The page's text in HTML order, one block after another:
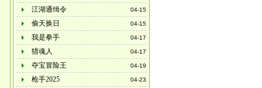
04-15
江湖通缉令
04-15
偷天换日
04-17
我是拳手
04-17
猎魂人
04-19
夺宝冒险王
04-23
枪手2025